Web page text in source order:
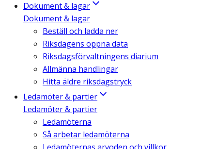
Dokument & lagar
Dokument & lagar
Beställ och ladda ner
Riksdagens öppna data
Riksdagsförvaltningens diarium
Allmänna handlingar
Hitta äldre riksdagstryck
Ledamöter & partier
Ledamöter & partier
Ledamöterna
Så arbetar ledamöterna